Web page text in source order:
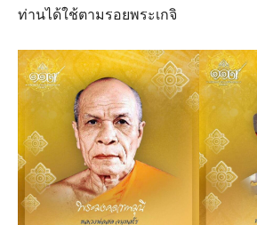
ท่านได้ใช้ตามรอยพระเกจิ